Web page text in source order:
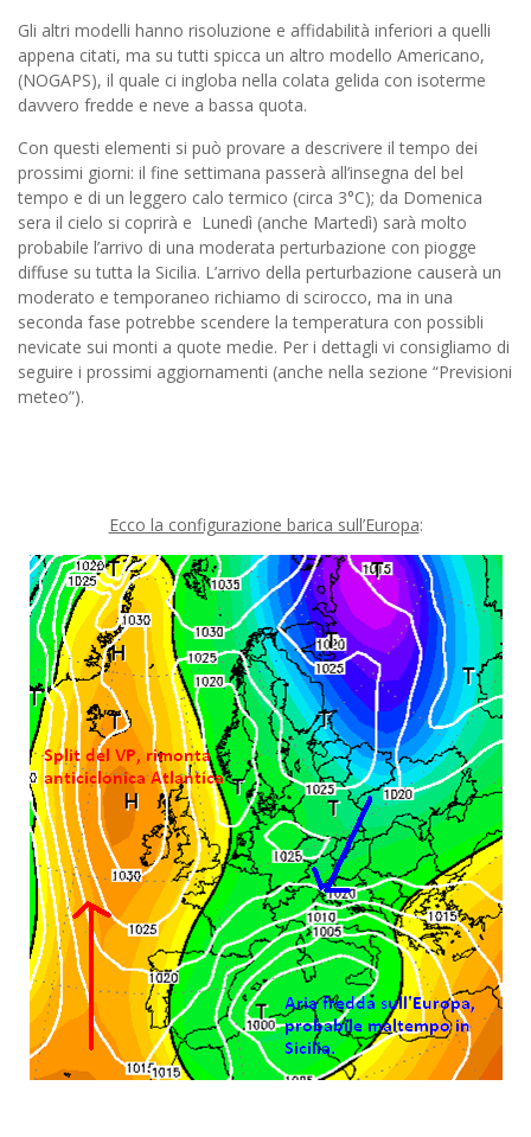
Gli altri modelli hanno risoluzione e affidabilità inferiori a quelli
appena citati, ma su tutti spicca un altro modello Americano,
(NOGAPS), il quale ci ingloba nella colata gelida con isoterme
davvero fredde e neve a bassa quota.
Con questi elementi si può provare a descrivere il tempo dei
prossimi giorni: il fine settimana passerà all’insegna del bel
tempo e di un leggero calo termico (circa 3°C); da Domenica
sera il cielo si coprirà e Lunedì (anche Martedì) sarà molto
probabile l’arrivo di una moderata perturbazione con piogge
diffuse su tutta la Sicilia. L’arrivo della perturbazione causerà un
moderato e temporaneo richiamo di scirocco, ma in una
seconda fase potrebbe scendere la temperatura con possibli
nevicate sui monti a quote medie. Per i dettagli vi consigliamo di
seguire i prossimi aggiornamenti (anche nella sezione “Previsioni
meteo”).
Ecco la configurazione barica sull’Europa: